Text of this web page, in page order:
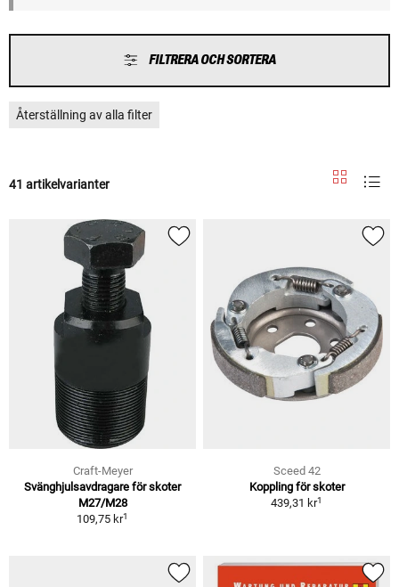
FILTRERA OCH SORTERA
Återställning av alla filter
41 artikelvarianter
Craft-Meyer
Svänghjulsavdragare för skoter
M27/M28
109,75 kr1
Sceed 42
Koppling för skoter
439,31 kr1